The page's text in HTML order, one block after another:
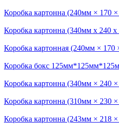
Коробка картонна (240мм × 170
Коробка картонна (340мм х 240 х
Коробка картонная (240мм × 170
Коробка бокс
Коробка картонна (340мм × 240
Коробка картонна (310мм × 230
Коробка картонна (243мм × 218